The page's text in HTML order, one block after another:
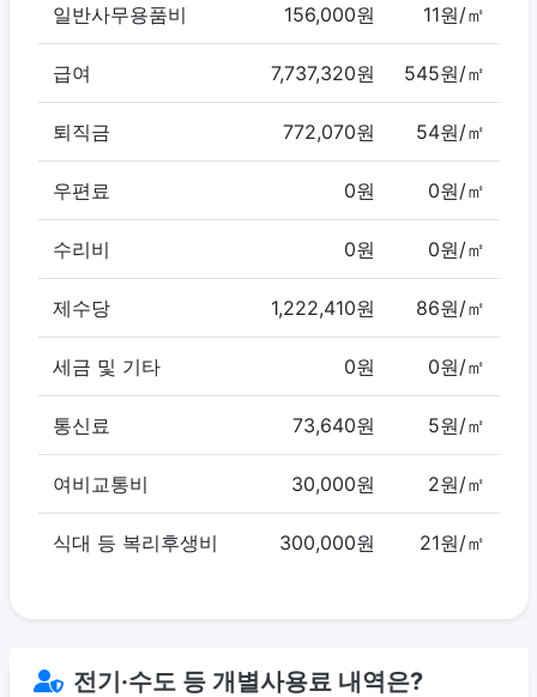
일반사무용품비 156,000원 11원/㎡
급여 7,737,320원 545원/㎡
퇴직금 772,070원 54원/㎡
우편료 0원 0원/㎡
수리비 0원 0원/㎡
제수당 1,222,410원 86원/㎡
세금 및 기타 0원 0원/㎡
통신료 73,640원 5원/㎡
여비교통비 30,000원 2원/㎡
식대 등 복리후생비 300,000원 21원/㎡
전기·수도 등 개별사용료 내역은?